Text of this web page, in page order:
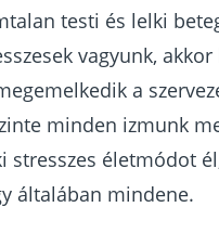
testi és lelki
vagyunk, akkor
a
minden izmunk
stresszes életmódot
általában mindene.